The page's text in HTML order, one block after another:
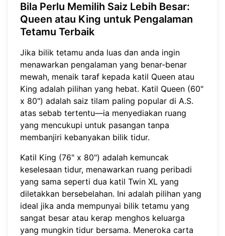
Bila Perlu Memilih Saiz Lebih Besar:
Queen atau King untuk Pengalaman
Tetamu Terbaik
Jika bilik tetamu anda luas dan anda ingin
menawarkan pengalaman yang benar-benar
mewah, menaik taraf kepada katil Queen atau
King adalah pilihan yang hebat. Katil Queen (60"
x 80") adalah saiz tilam paling popular di A.S.
atas sebab tertentu—ia menyediakan ruang
yang mencukupi untuk pasangan tanpa
membanjiri kebanyakan bilik tidur.
Katil King (76" x 80") adalah kemuncak
keselesaan tidur, menawarkan ruang peribadi
yang sama seperti dua katil Twin XL yang
diletakkan bersebelahan. Ini adalah pilihan yang
ideal jika anda mempunyai bilik tetamu yang
sangat besar atau kerap menghos keluarga
yang mungkin tidur bersama. Meneroka carta